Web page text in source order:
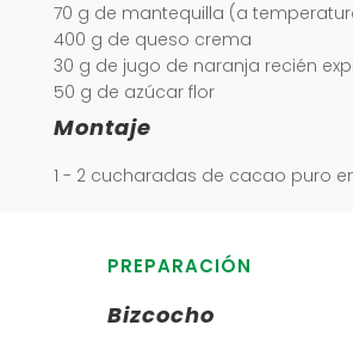
70 g de mantequilla (a
400 g de queso crema
30 g de jugo de naranja recién
50 g de azúcar flor
Montaje
1 - 2 cucharadas de cacao puro
PREPARACIÓN
Bizcocho